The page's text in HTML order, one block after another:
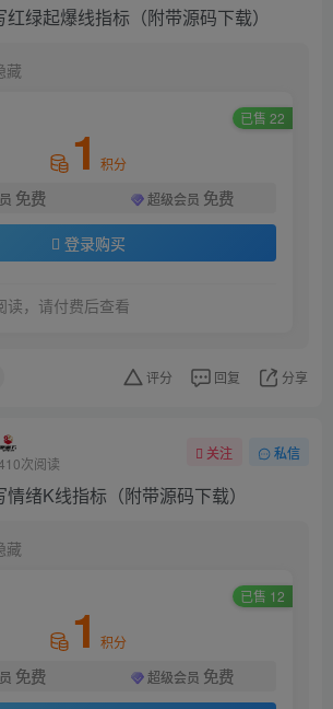
绿起爆线指标（附带源码下载）
藏
已售 22
1 积分
免费 超级会员 免费
登录购买
读，请付费后查看
评分 回复 分享
次阅读
关注 私信
绪K线指标（附带源码下载）
藏
已售 12
1 积分
免费 超级会员 免费